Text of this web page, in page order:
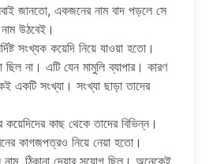
জানতাে, একজনের নাম বাদ পড়লে সে
উঠবেই।
সংখ্যক কয়েদি নিয়ে যাওয়া হতাে।
না। এটি যেন মামুলি ব্যাপার। কারণ
একটি সংখ্যা। সংখ্যা ছাড়া তাদের
কাছ থেকে তাদের বিভিন্ন।
কাগজপত্রও নিয়ে নেয়া হতাে।
নাম, ঠিকানা দেয়ার সুযােগ ছিল। অনেকেই